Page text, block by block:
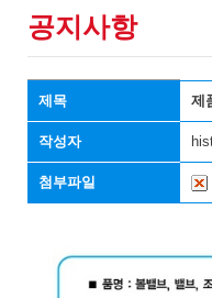
공지사항
제목 제
작성자
첨부파일